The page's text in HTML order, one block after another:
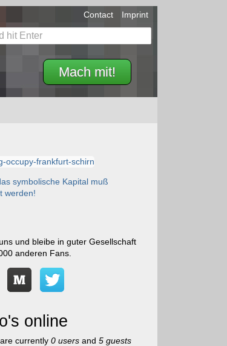
Mach mit!
Contact Imprint
symbolische Kapital muß
werden!
und bleibe in guter Gesellschaft
anderen Fans.
online
currently 0 usersand 5 guests